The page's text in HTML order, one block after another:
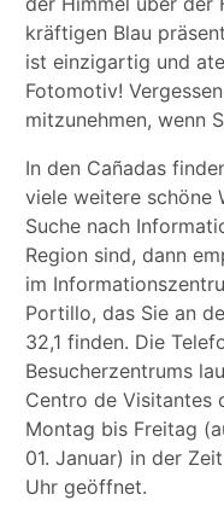
kräftigen Blau
ist einzigartig und
Fotomotiv!
mitzunehmen, wenn
In den Cañadas
viele weitere schöne
Suche nach
Region sind, dann
im
Portillo, das Sie an
32,1 finden. Die
Besucherzentrums
Centro de Visitantes
Montag bis Freitag
01. Januar) in der
Uhr geöffnet.